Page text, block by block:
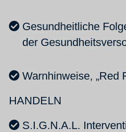
Gesundheitliche
der
Warnhinweise, „Red
HANDELN
S.I.G.N.A.L.